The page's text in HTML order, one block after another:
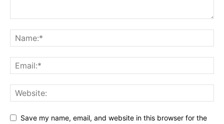
Save my name, email, and website in this browser for the